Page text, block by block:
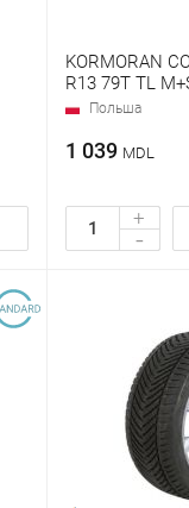
KORMORAN
R13 79T TL
Польша
1 039 MDL
+
-